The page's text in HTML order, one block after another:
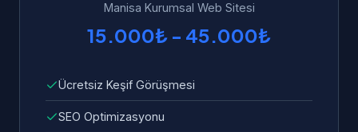
Manisa Kurumsal Web Sitesi
15.000₺ - 45.000₺
Ücretsiz Keşif Görüşmesi
SEO Optimizasyonu